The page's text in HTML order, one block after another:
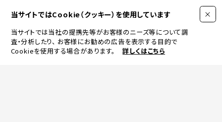
当サイトではCookie（クッキー）を使用しています
当サイトでは当社の提携先等がお客様のニーズ等について調
査・分析したり、 お客様にお勧めの広告を表示する目的で
Cookieを使用する場合があります。
詳しくはこちら